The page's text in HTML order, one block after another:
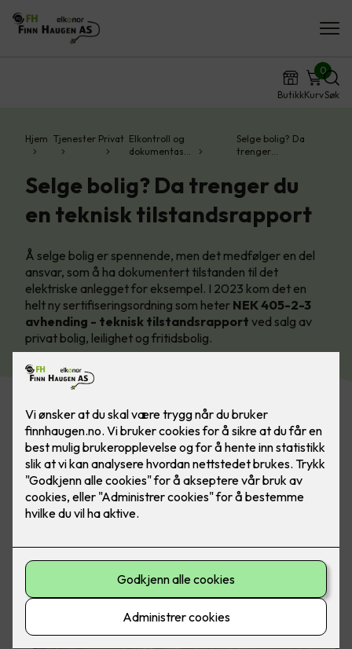
ButikkKurv
0
Søk
Hjem Tjenester Privat Elkontroll og
dokumentas…
Selge bolig? Da
trenger…
Selge bolig? Da trenger du
en teknisk tilstandsrapport
Å selge bolig er spennende, men det medfølger en del
ansvar, som å ha dokumentert tilstanden til det
elektriske anlegget for eksempel. I 2023 kom det en
helt ny sertifiseringsordning som heter NEK 405-2-3
avhending - teknisk tilstandsrapport ved salg av
privat bolig, leilighet og fritidsbolig.